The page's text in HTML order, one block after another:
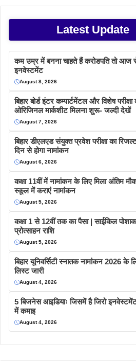
Latest Update
कम उम्र में बनना चाहते हैं करोडपति तो
इनवेस्टमेंट
August 8, 2026
बिहार बोर्ड इंटर कम्पार्टमेंटल और विशेष परीक्षा
ओरिजिनल मार्कशीट मिलना शुरू- जल्दी देखें
August 7, 2026
बिहार डीएलएड संयुक्त प्रवेश परीक्षा का
दिन से होगा नामांकन
August 6, 2026
कक्षा 11वीं में नामांकन के लिए मिला अंतिम
स्कूल में कराएं नामांकन
August 5, 2026
कक्षा 1 से 12वीं तक का पैसा | साईकिल
प्रोत्साहन राशि
August 5, 2026
बिहार यूनिवर्सिटी स्नातक नामांकन 2026 के
लिस्ट जारी
August 4, 2026
5 बिजनेस आइडियाः जिसमें है जिरो
में कमाइ
August 4, 2026